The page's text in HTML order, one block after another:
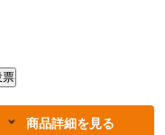
商品詳細を見る